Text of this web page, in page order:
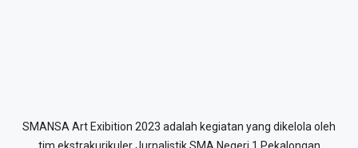
SMANSA Art Exibition 2023 adalah kegiatan yang dikelola oleh